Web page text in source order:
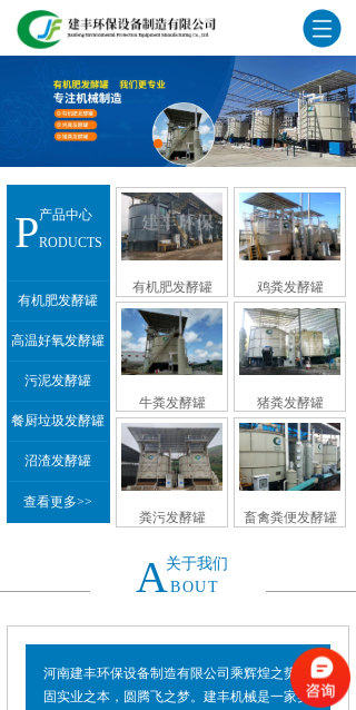
产品中心
PRODUCTS
有机肥发酵罐
高温好氧发酵罐
污泥发酵罐
餐厨垃圾发酵罐
沼渣发酵罐
查看更多>>
有机肥发酵罐 鸡粪发酵罐
牛粪发酵罐 猪粪发酵罐
粪污发酵罐 畜禽粪便发酵罐
关于我们
ABOUT
河南建丰环保设备制造有限公司乘辉煌之势，
固实业之本，圆腾飞之梦。建丰机械是一家实